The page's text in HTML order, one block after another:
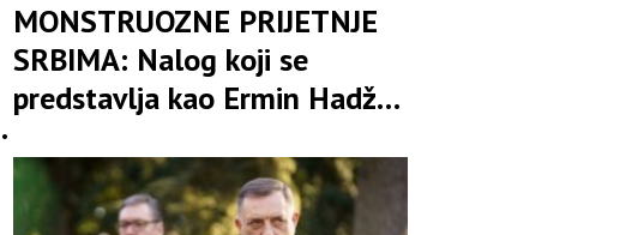
MONSTRUOZNE PRIJETNJE
SRBIMA: Nalog koji se
predstavlja kao Ermin Hadžić
„sravnjivanje Banjaluke sa
zemljom“